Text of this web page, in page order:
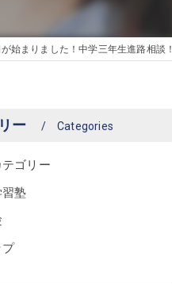
始まりました！中学三年生進路相談！
ー Categories
ゴリー
塾
プ